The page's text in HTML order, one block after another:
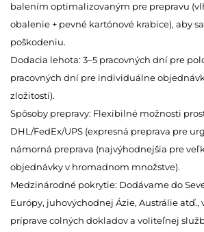
balením optimalizovaným pre prepravu
obalenie + pevné kartónové krabice), aby
poškodeniu.
Dodacia lehota: 3–5 pracovných dní pre
pracovných dní pre individuálne
zložitosti).
Spôsoby prepravy: Flexibilné možnosti
DHL/FedEx/UPS (expresná preprava pre
námorná preprava (najvýhodnejšia pre
objednávky v hromadnom množstve).
Medzinárodné pokrytie: Dodávame do
Európy, juhovýchodnej Ázie, Austrálie atď.,
príprave colných dokladov a voliteľnej